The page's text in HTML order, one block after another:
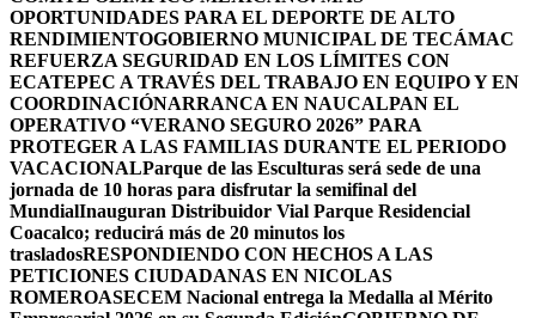
OPORTUNIDADES PARA EL DEPORTE DE ALTO
RENDIMIENTOGOBIERNO MUNICIPAL DE TECÁMAC
REFUERZA SEGURIDAD EN LOS LÍMITES CON
ECATEPEC A TRAVÉS DEL TRABAJO EN EQUIPO Y EN
COORDINACIÓNARRANCA EN NAUCALPAN EL
OPERATIVO “VERANO SEGURO 2026” PARA
PROTEGER A LAS FAMILIAS DURANTE EL PERIODO
VACACIONALParque de las Esculturas será sede de una
jornada de 10 horas para disfrutar la semifinal del
MundialInauguran Distribuidor Vial Parque Residencial
Coacalco; reducirá más de 20 minutos los
trasladosRESPONDIENDO CON HECHOS A LAS
PETICIONES CIUDADANAS EN NICOLAS
ROMEROASECEM Nacional entrega la Medalla al Mérito